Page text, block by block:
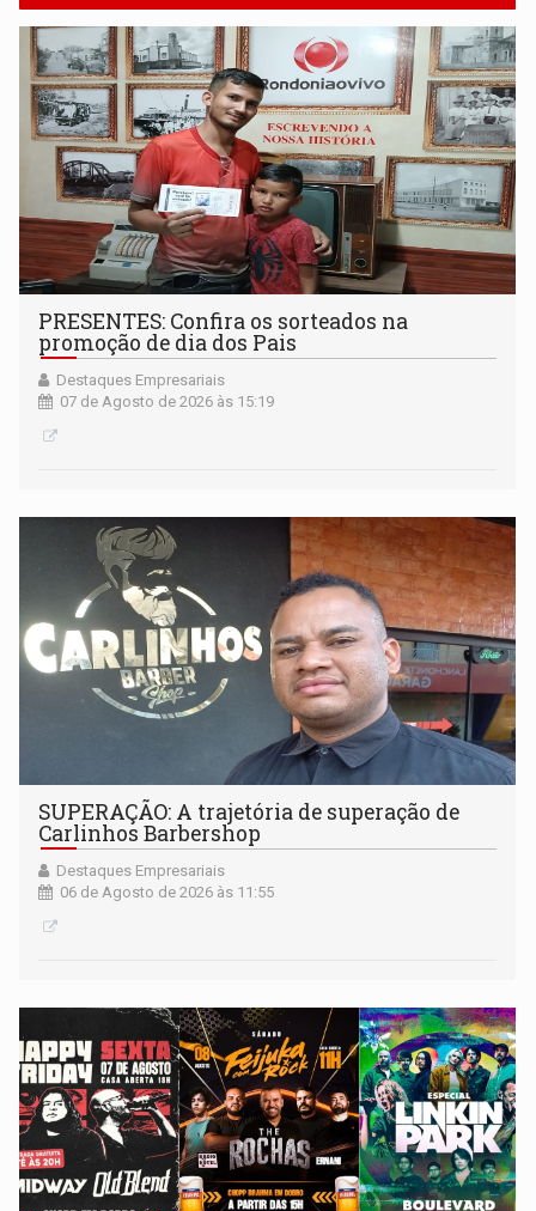
PRESENTES: Confira os sorteados na
promoção de dia dos Pais
Destaques Empresariais
07 de Agosto de 2026 às 15:19
SUPERAÇÃO: A trajetória de superação de
Carlinhos Barbershop
Destaques Empresariais
06 de Agosto de 2026 às 11:55